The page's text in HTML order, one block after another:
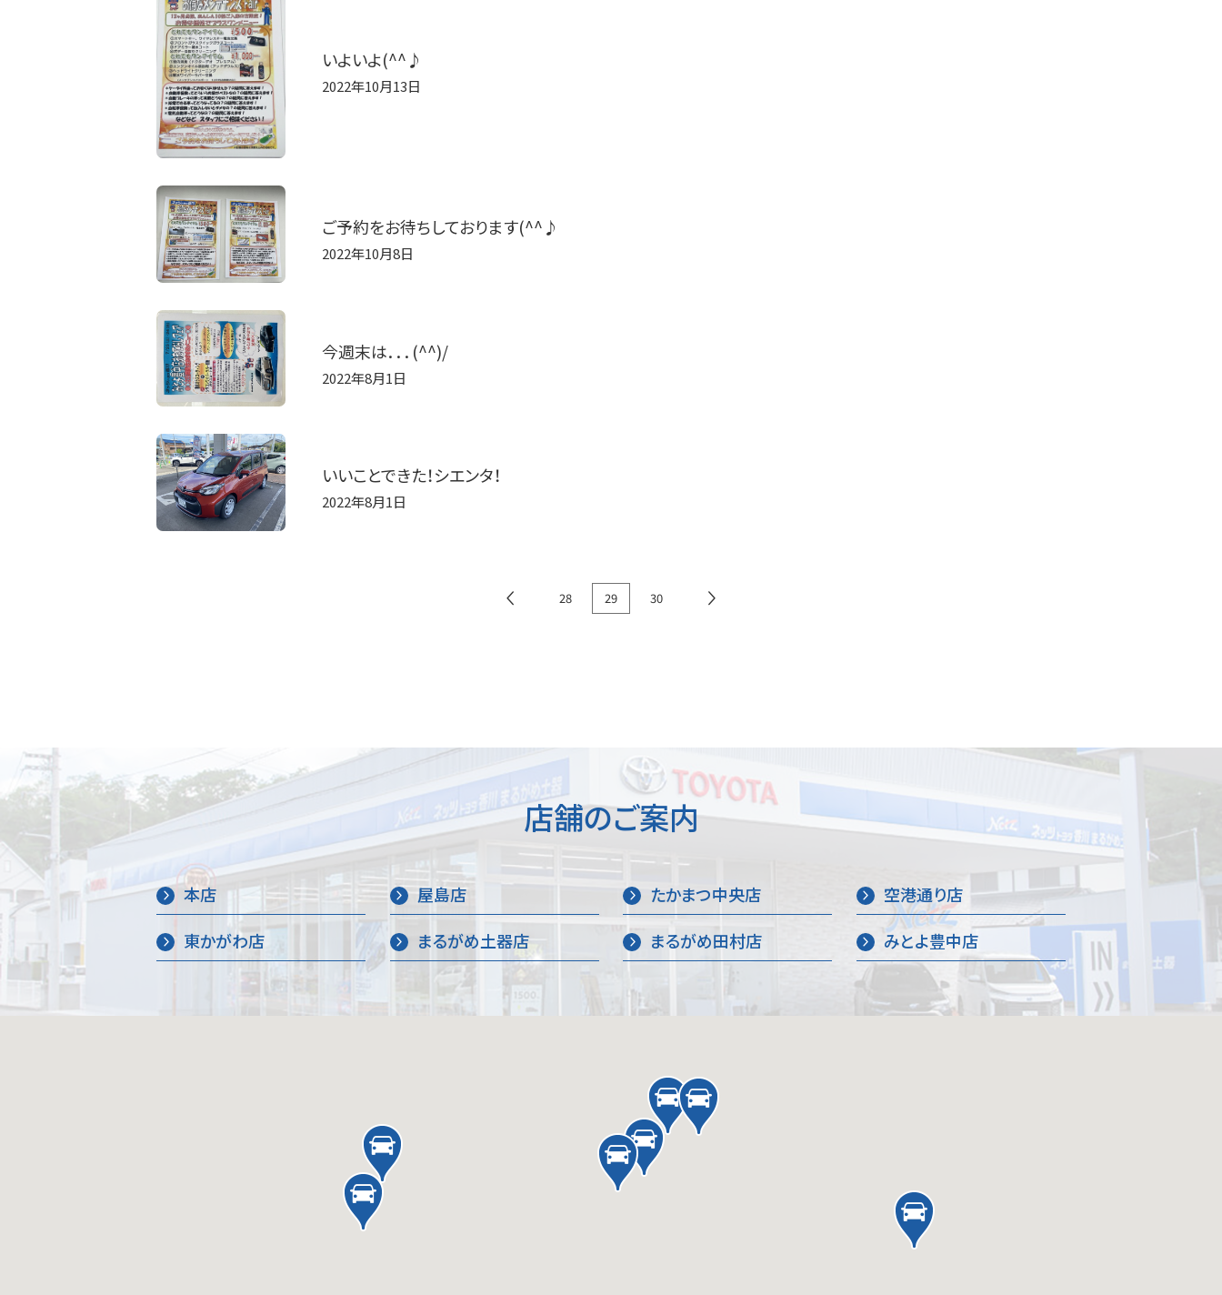
いよいよ(^^♪
2022年10月13日
ご予約をお待ちしております(^^♪
2022年10月8日
今週末は．．．(^^)/
2022年8月1日
いいことできた！シエンタ！
2022年8月1日
28 29 30
店舗のご案内
本店 屋島店 たかまつ中央店
空港通り店
東かがわ店
まるがめ土器店 まるがめ田村店 みとよ豊中店